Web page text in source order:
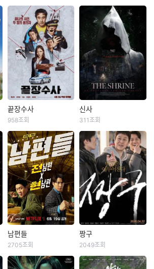
끝장수사
이솜
한때 잘 나가던 광역
수사대 에이스였지만
사건 말아먹고 인생
도 꼬인 형사 ‘재혁’에
게 명석한 두뇌, 돈과
패기로 무장한 인플
루언서 출신 신입 형
사 ‘중호’가 파트너로
낙점된다. 어느 것 하
나 맞지 않던 두 사람
회 헌금함에서 48,7
끝장수사
958조회
신사
고훈정
일본 고베의 버려진
마을. 이곳의 폐건물
로 전시를 기획하는
대학생들의 국제 교
류 활동이 한창이던
어느 날, 근처 폐허가
된 신사 답사를 갔던
학생이 실종된다. 연
이어 기괴한 모습으
로 죽거나 사라지는
그들의 매니저 '유
신사
311조회
남편들
김지석
남편들
2705조회
짱구
신승호
짱구
2049조회